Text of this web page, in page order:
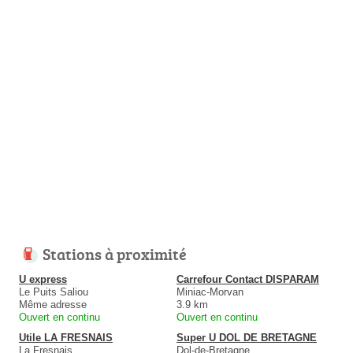
Stations à proximité
U express
Le Puits Saliou
Même adresse
Ouvert en continu
Carrefour Contact DISPARAM
Miniac-Morvan
3.9 km
Ouvert en continu
Utile LA FRESNAIS
La Fresnais
Super U DOL DE BRETAGNE
Dol-de-Bretagne